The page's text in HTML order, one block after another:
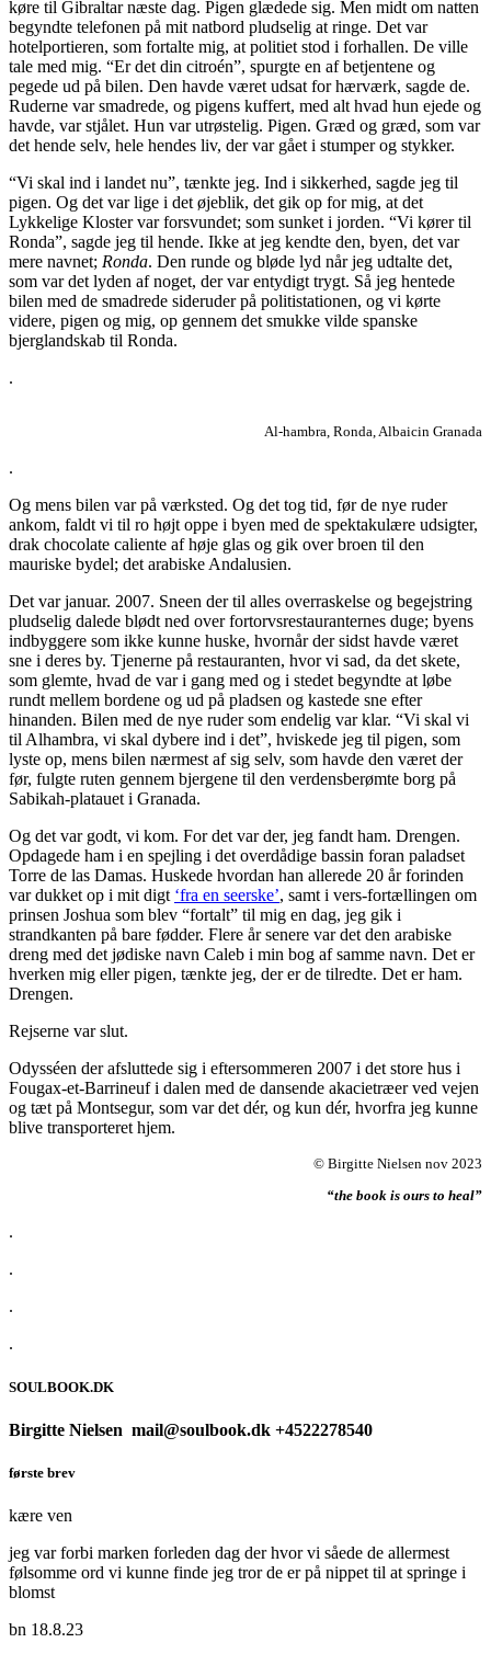
køre til Gibraltar næste dag. Pigen glædede sig. Men midt om natten
begyndte telefonen på mit natbord pludselig at ringe. Det var
hotelportieren, som fortalte mig, at politiet stod i forhallen. De ville
tale med mig. “Er det din citroén”, spurgte en af betjentene og
pegede ud på bilen. Den havde været udsat for hærværk, sagde de.
Ruderne var smadrede, og pigens kuffert, med alt hvad hun ejede og
havde, var stjålet. Hun var utrøstelig. Pigen. Græd og græd, som var
det hende selv, hele hendes liv, der var gået i stumper og stykker.
“Vi skal ind i landet nu”, tænkte jeg. Ind i sikkerhed, sagde jeg til
pigen. Og det var lige i det øjeblik, det gik op for mig, at det
Lykkelige Kloster var forsvundet; som sunket i jorden. “Vi kører til
Ronda”, sagde jeg til hende. Ikke at jeg kendte den, byen, det var
mere navnet; Ronda. Den runde og bløde lyd når jeg udtalte det,
som var det lyden af noget, der var entydigt trygt. Så jeg hentede
bilen med de smadrede sideruder på politistationen, og vi kørte
videre, pigen og mig, op gennem det smukke vilde spanske
bjerglandskab til Ronda.
.
Al-hambra, Ronda, Albaicin Granada
.
Og mens bilen var på værksted. Og det tog tid, før de nye ruder
ankom, faldt vi til ro højt oppe i byen med de spektakulære udsigter,
drak chocolate caliente af høje glas og gik over broen til den
mauriske bydel; det arabiske Andalusien.
Det var januar. 2007. Sneen der til alles overraskelse og begejstring
pludselig dalede blødt ned over fortorvsrestauranternes duge; byens
indbyggere som ikke kunne huske, hvornår der sidst havde været
sne i deres by. Tjenerne på restauranten, hvor vi sad, da det skete,
som glemte, hvad de var i gang med og i stedet begyndte at løbe
rundt mellem bordene og ud på pladsen og kastede sne efter
hinanden. Bilen med de nye ruder som endelig var klar. “Vi skal vi
til Alhambra, vi skal dybere ind i det”, hviskede jeg til pigen, som
lyste op, mens bilen nærmest af sig selv, som havde den været der
før, fulgte ruten gennem bjergene til den verdensberømte borg på
Sabikah-platauet i Granada.
Og det var godt, vi kom. For det var der, jeg fandt ham. Drengen.
Opdagede ham i en spejling i det overdådige bassin foran paladset
Torre de las Damas. Huskede hvordan han allerede 20 år forinden
var dukket op i mit digt ‘fra en seerske’, samt i vers-fortællingen om
prinsen Joshua som blev “fortalt” til mig en dag, jeg gik i
strandkanten på bare fødder. Flere år senere var det den arabiske
dreng med det jødiske navn Caleb i min bog af samme navn. Det er
hverken mig eller pigen, tænkte jeg, der er de tilredte. Det er ham.
Drengen.
Rejserne var slut.
Odysséen der afsluttede sig i eftersommeren 2007 i det store hus i
Fougax-et-Barrineuf i dalen med de dansende akacietræer ved vejen
og tæt på Montsegur, som var det dér, og kun dér, hvorfra jeg kunne
blive transporteret hjem.
© Birgitte Nielsen nov 2023
“the book is ours to heal”
.
.
.
.
SOULBOOK.DK
Birgitte Nielsen mail@soulbook.dk +4522278540
første brev
kære ven
jeg var forbi marken forleden dag der hvor vi såede de allermest
følsomme ord vi kunne finde jeg tror de er på nippet til at springe i
blomst
bn 18.8.23